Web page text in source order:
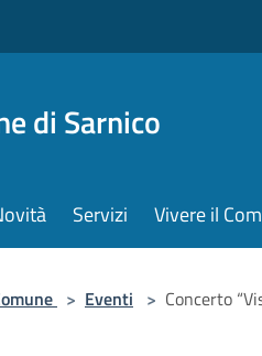
di Sarnico
Servizi Vivere il
> Eventi > Concerto